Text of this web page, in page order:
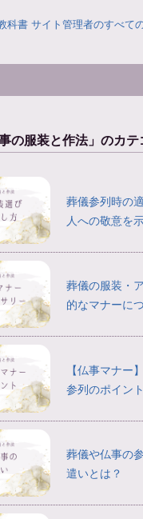
科書 サイト管理者のすべて
の服装と作法」のカ
葬儀参列時の
人への敬意を
葬儀の服装・
的なマナーに
【仏事マナー
参列のポイン
葬儀や仏事の
遣いとは？